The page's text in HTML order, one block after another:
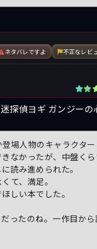
ネタバレですよ 不正なレビ
探偵ヨギ ガンジーの
場人物のキャラクタ
なかったが、中盤く
読み進められた。
て、満足。
しい本でした。
ったのね。一作目か